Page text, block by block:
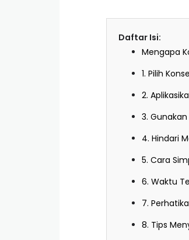
Daftar Isi:
Mengapa
1. Pilih
2.
3.
4. Hindari
5. Cara
6. Waktu
7.
8. Tips